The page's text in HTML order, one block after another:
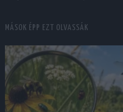
MÁSOK ÉPP EZT OLVASSÁK